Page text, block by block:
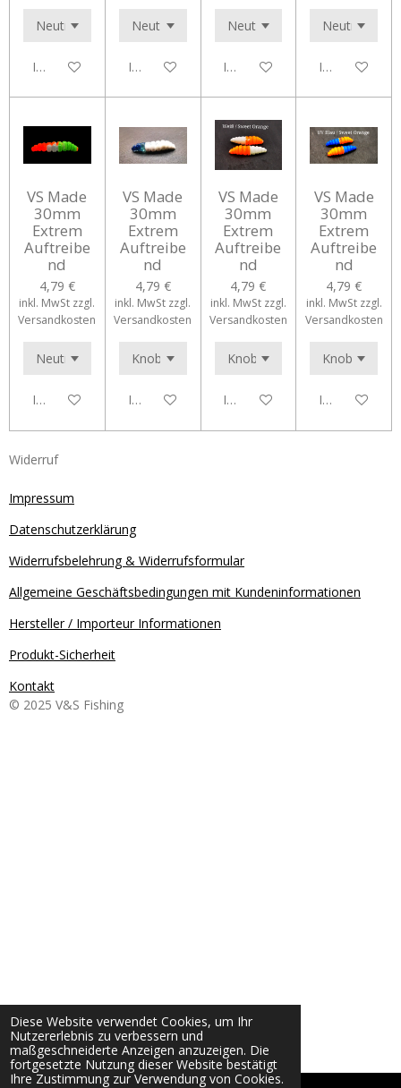
Diese Website verwendet Cookies, um Ihr
Nutzererlebnis zu verbessern und
maßgeschneiderte Anzeigen anzuzeigen. Die
fortgesetzte Nutzung dieser Website bestätigt
Ihre Zustimmung zur Verwendung von Cookies.
In den WarenkorbIn den WarenkorbIn den WarenkorbIn den
VS Made
30mm
Extrem
Auftreibe
nd
4,79 €
inkl. MwSt zzgl.
Versandkosten
In den Warenkorb
VS Made
30mm
Extrem
Auftreibe
nd
4,79 €
inkl. MwSt zzgl.
Versandkosten
In den Warenkorb
VS Made
30mm
Extrem
Auftreibe
nd
4,79 €
inkl. MwSt zzgl.
Versandkosten
In den Warenkorb
VS Made
30mm
Extrem
Auftreibe
nd
4,79 €
inkl. MwSt zzgl.
Versandkosten
In den
Widerruf
Impressum
Datenschutzerklärung
Widerrufsbelehrung & Widerrufsformular
Allgemeine Geschäftsbedingungen mit Kundeninformationen
Hersteller / Importeur Informationen
Produkt-Sicherheit
Kontakt
© 2025 V&S Fishing